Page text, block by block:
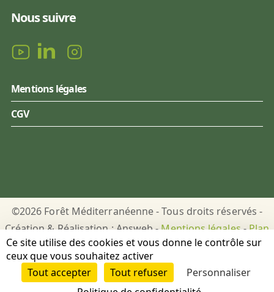
Nous suivre
Mentions légales
CGV
©2026 Forêt Méditerranéenne - Tous droits réservés -
Création & Réalisation : Answeb -Mentions légales-Plan
du site-Gestion des cookies
DON PUBLICATIONS
Ce site utilise des cookies et vous donne le contrôle sur
ceux que vous souhaitez activer
Tout accepter
Tout refuser
Personnaliser